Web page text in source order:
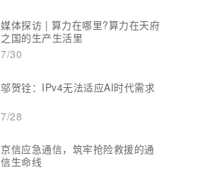
媒体探访 | 算力在哪里?算力在天府
之国的生产生活里
7/30
邬贺铨：IPv4无法适应AI时代需求
7/28
京信应急通信，筑牢抢险救援的通
信生命线